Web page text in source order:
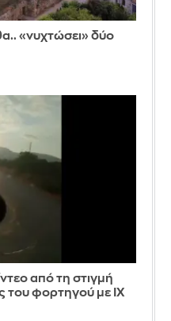
«νυχτώσει» δύο
από τη στιγμή
του φορτηγού με ΙΧ